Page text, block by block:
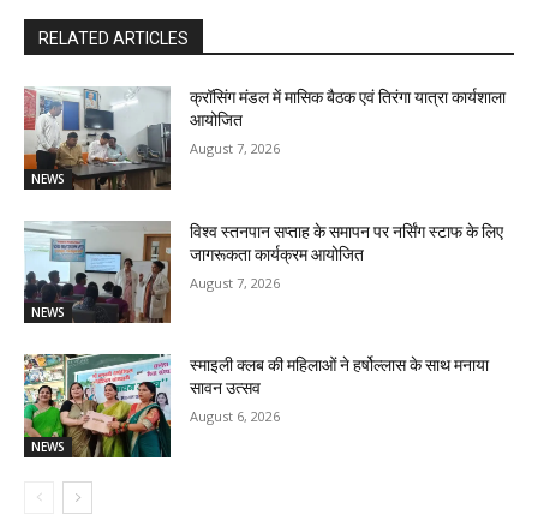
RELATED ARTICLES
NEWS
क्रॉसिंग मंडल में मासिक बैठक एवं तिरंगा यात्रा कार्यशाला
आयोजित
August 7, 2026
NEWS
विश्व स्तनपान सप्ताह के समापन पर नर्सिंग स्टाफ के लिए
जागरूकता कार्यक्रम आयोजित
August 7, 2026
NEWS
स्माइली क्लब की महिलाओं ने हर्षोल्लास के साथ मनाया
सावन उत्सव
August 6, 2026